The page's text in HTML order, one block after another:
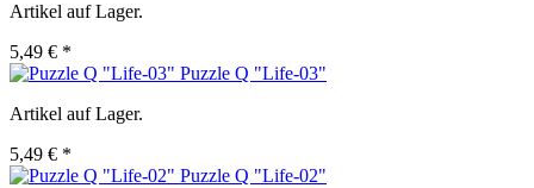
Artikel auf Lager.
5,49 € *
Puzzle Q "Life-03"
Artikel auf Lager.
5,49 € *
Puzzle Q "Life-02"